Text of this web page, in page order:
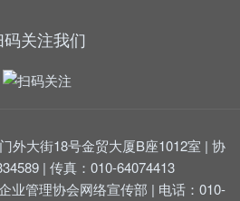
码关注我们
外大街18号金贸大厦B座1012室 | 协
| 传真：010-64074413
业管理协会网络宣传部 | 电话：010-